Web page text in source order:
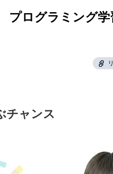
プログラミング
チャンス